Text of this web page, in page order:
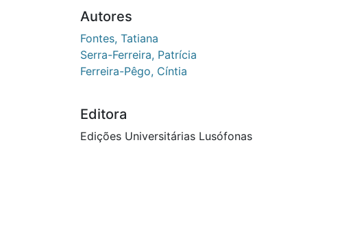
Autores
Fontes, Tatiana
Serra-Ferreira, Patrícia
Ferreira-Pêgo, Cíntia
Editora
Edições Universitárias Lusófonas